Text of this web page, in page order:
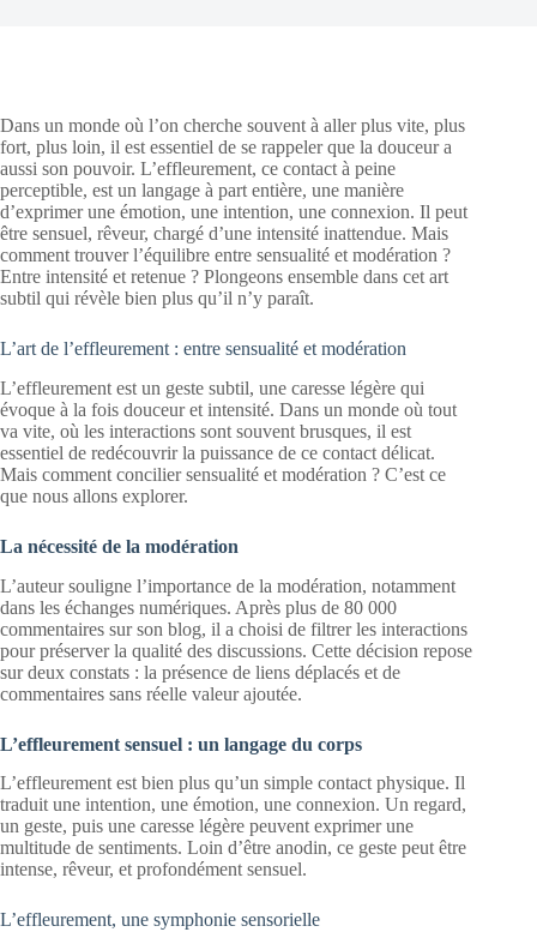
Dans un monde où l’on cherche souvent à aller plus vite, plus
fort, plus loin, il est essentiel de se rappeler que la douceur a
aussi son pouvoir. L’effleurement, ce contact à peine
perceptible, est un langage à part entière, une manière
d’exprimer une émotion, une intention, une connexion. Il peut
être sensuel, rêveur, chargé d’une intensité inattendue. Mais
comment trouver l’équilibre entre sensualité et modération ?
Entre intensité et retenue ? Plongeons ensemble dans cet art
subtil qui révèle bien plus qu’il n’y paraît.
L’art de l’effleurement : entre sensualité et modération
L’effleurement est un geste subtil, une caresse légère qui
évoque à la fois douceur et intensité. Dans un monde où tout
va vite, où les interactions sont souvent brusques, il est
essentiel de redécouvrir la puissance de ce contact délicat.
Mais comment concilier sensualité et modération ? C’est ce
que nous allons explorer.
La nécessité de la modération
L’auteur souligne l’importance de la modération, notamment
dans les échanges numériques. Après plus de 80 000
commentaires sur son blog, il a choisi de filtrer les interactions
pour préserver la qualité des discussions. Cette décision repose
sur deux constats : la présence de liens déplacés et de
commentaires sans réelle valeur ajoutée.
L’effleurement sensuel : un langage du corps
L’effleurement est bien plus qu’un simple contact physique. Il
traduit une intention, une émotion, une connexion. Un regard,
un geste, puis une caresse légère peuvent exprimer une
multitude de sentiments. Loin d’être anodin, ce geste peut être
intense, rêveur, et profondément sensuel.
L’effleurement, une symphonie sensorielle